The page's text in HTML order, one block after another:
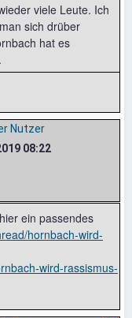
viele Leute. Ich
sich drüber
hat es
Nutzer
08:22
ein passendes
hornbach-wird-
wird-rassismus-